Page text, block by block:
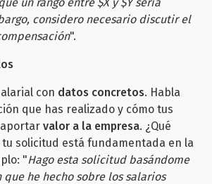
considero necesario discutir el
".
con datos concretos. Habla
que has realizado y cómo tus
valor a la empresa. ¿Qué
tu solicitud está fundamentada en la
"Hago esta solicitud basándome
he hecho sobre los salarios